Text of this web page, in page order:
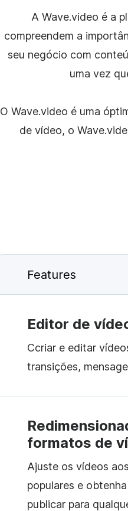
YouTube
A Wave.video é a
compreendem a
seu negócio com
uma vez
O Wave.video é uma
de vídeo, o
Features
Editor de
Сcriar e editar
transições,
formatos de
Ajuste os vídeos
populares e
publicar para